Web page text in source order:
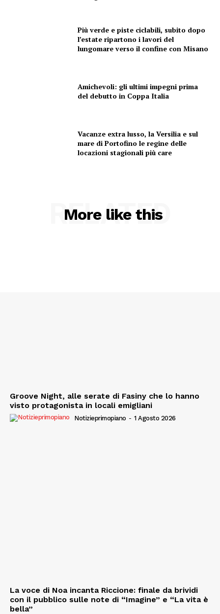
Più verde e piste ciclabili, subito dopo
l’estate ripartono i lavori del
lungomare verso il confine con Misano
Amichevoli: gli ultimi impegni prima
del debutto in Coppa Italia
Vacanze extra lusso, la Versilia e sul
mare di Portofino le regine delle
locazioni stagionali più care
More like this
RELATED
Groove Night, alle serate di Fasiny che lo hanno
visto protagonista in locali emigliani
Notizieprimopiano - 1 Agosto 2026
La voce di Noa incanta Riccione: finale da brividi
con il pubblico sulle note di “Imagine” e “La vita è
bella”